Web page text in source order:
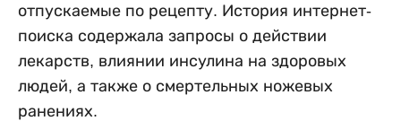
отпускаемые по рецепту. История интернет-
поиска содержала запросы о действии
лекарств, влиянии инсулина на здоровых
людей, а также о смертельных ножевых
ранениях.